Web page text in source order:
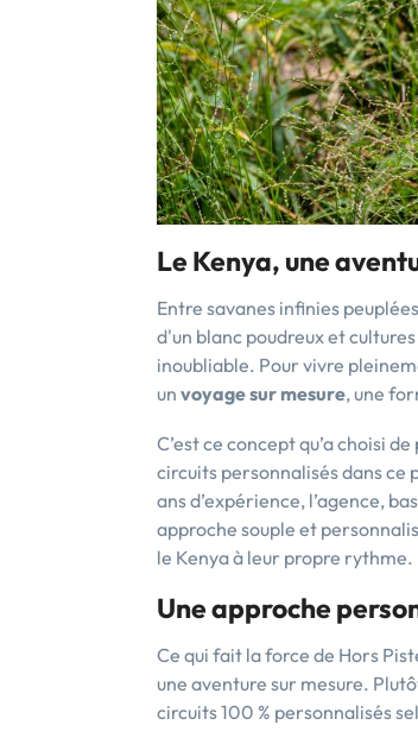
Le Kenya, une
Entre savanes infinies
d'un blanc poudreux et
inoubliable. Pour vivre
un voyage sur mesure, une
C’est ce concept qu’a choisi
circuits personnalisés dans ce
ans d’expérience, l’agence,
approche souple et
le Kenya à leur propre rythme.
Une approche
Ce qui fait la force de Hors
une aventure sur mesure.
circuits 100 % personnalisés